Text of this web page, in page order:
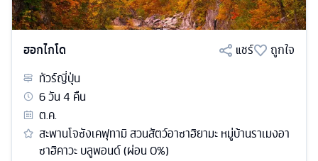
ฮอกไกโด แชร์
ถูกใจ
ทัวร์ญี่ปุ่น
6วัน4 คืน
ต.ค.
สะพานโจซังเคฟุทามิ สวนสัตว์อาซาฮิยามะ หมู่บ้านราเมงอา
ซาฮิคาวะ บลูพอนด์ (ผ่อน 0%)